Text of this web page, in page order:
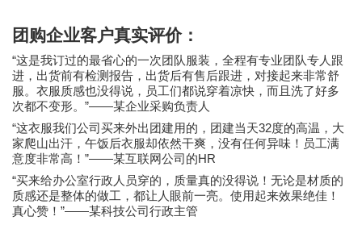
团购企业客户真实评价：
“这是我订过的最省心的一次团队服装，全程有专业团队专人跟
进，出货前有检测报告，出货后有售后跟进，对接起来非常舒
服。衣服质感也没得说，员工们都说穿着凉快，而且洗了好多
次都不变形。 ”——某企业采购负责人
“这衣服我们公司买来外出团建用的，团建当天32度的高温，大
家爬山出汗，午饭后衣服却依然干爽，没有任何异味！员工满
意度非常高！ ”——某互联网公司的HR
“买来给办公室行政人员穿的，质量真的没得说！无论是材质的
质感还是整体的做工，都让人眼前一亮。使用起来效果绝佳！
真心赞！ ”——某科技公司行政主管